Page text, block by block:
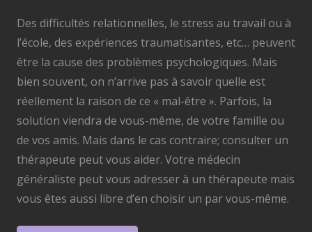
Des difficultés relationnelles, le stress au travail ou à
l’école, des expériences traumatisantes, etc… peuvent
être la cause des problèmes psychologiques. Mais
bien souvent, on n’arrive pas à savoir quelle est
réellement la raison de ce « mal-être ». Parfois, la
solution viendra de vous-même, de votre famille ou
de vos amis. Mais dans le cas contraire; consulter un
thérapeute peut vous aider. Votre médecin
généraliste peut vous adresser à un thérapeute mais
vous êtes aussi libre d’en choisir un par vous-même.